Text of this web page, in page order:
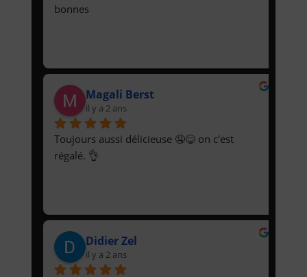
bonnes
Magali Berst
il y a 2 ans
Toujours aussi délicieuse 🤤😋 on c'est
régalé. 👌
Didier Zel
il y a 2 ans